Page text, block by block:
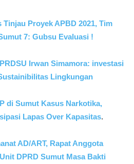
Tinjau Proyek APBD 2021, Tim
7: Gubsu Evaluasi !
Irwan Simamora: investasi
Lingkungan
di Sumut Kasus Narkotika,
Lapas Over Kapasitas.
AD/ART, Rapat Anggota
DPRD Sumut Masa Bakti